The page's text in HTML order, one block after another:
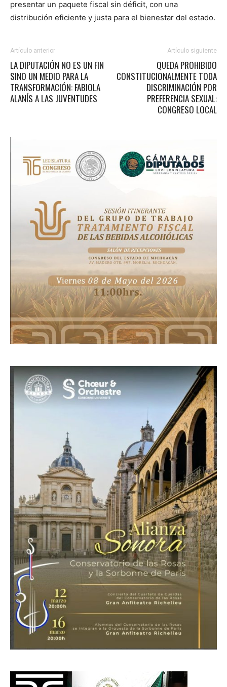
presentar un paquete fiscal sin déficit, con una
distribución eficiente y justa para el bienestar del estado.
Artículo anterior
LA DIPUTACIÓN NO ES UN FIN
SINO UN MEDIO PARA LA
TRANSFORMACIÓN: FABIOLA
ALANÍS A LAS JUVENTUDES
Artículo siguiente
QUEDA PROHIBIDO
CONSTITUCIONALMENTE TODA
DISCRIMINACIÓN POR
PREFERENCIA SEXUAL:
CONGRESO LOCAL